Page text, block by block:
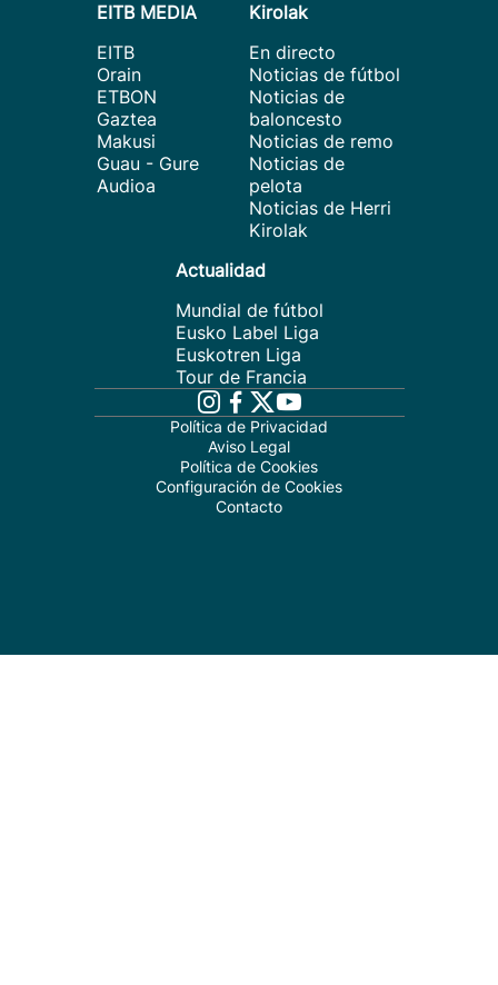
EITB MEDIA
EITB
Orain
ETBON
Gaztea
Makusi
Guau - Gure
Audioa
Kirolak
En directo
Noticias de fútbol
Noticias de
baloncesto
Noticias de remo
Noticias de
pelota
Noticias de Herri
Kirolak
Actualidad
Mundial de fútbol
Eusko Label Liga
Euskotren Liga
Tour de Francia
Política de Privacidad
Aviso Legal
Política de Cookies
Configuración de Cookies
Contacto